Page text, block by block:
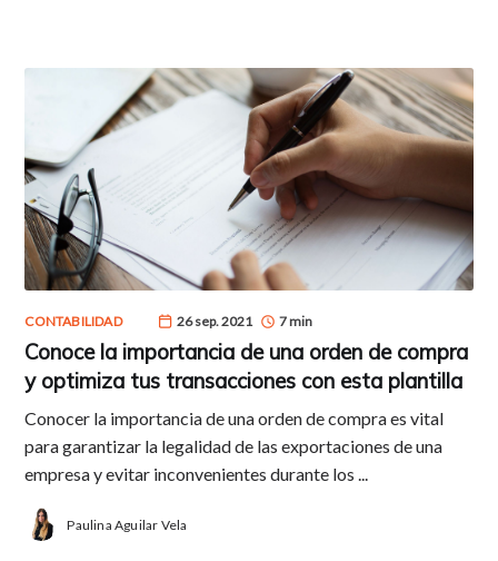
CONTABILIDAD 26 sep. 2021 7 min
Conoce la importancia de una orden de compra
y optimiza tus transacciones con esta plantilla
Conocer la importancia de una orden de compra es vital
para garantizar la legalidad de las exportaciones de una
empresa y evitar inconvenientes durante los ...
Paulina Aguilar Vela